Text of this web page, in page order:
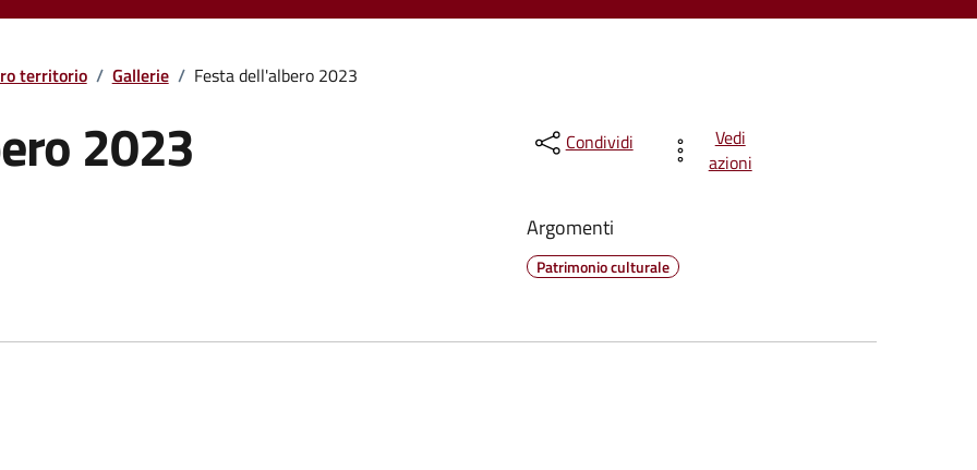
territorio / Gallerie / Festa dell'albero 2023
2023 Condividi
Vedi
azioni
Argomenti
Patrimonio culturale